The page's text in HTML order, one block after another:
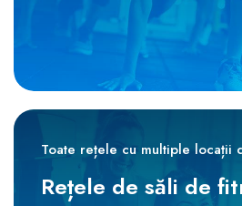
Toate rețele cu multiple locații
Rețele de săli de